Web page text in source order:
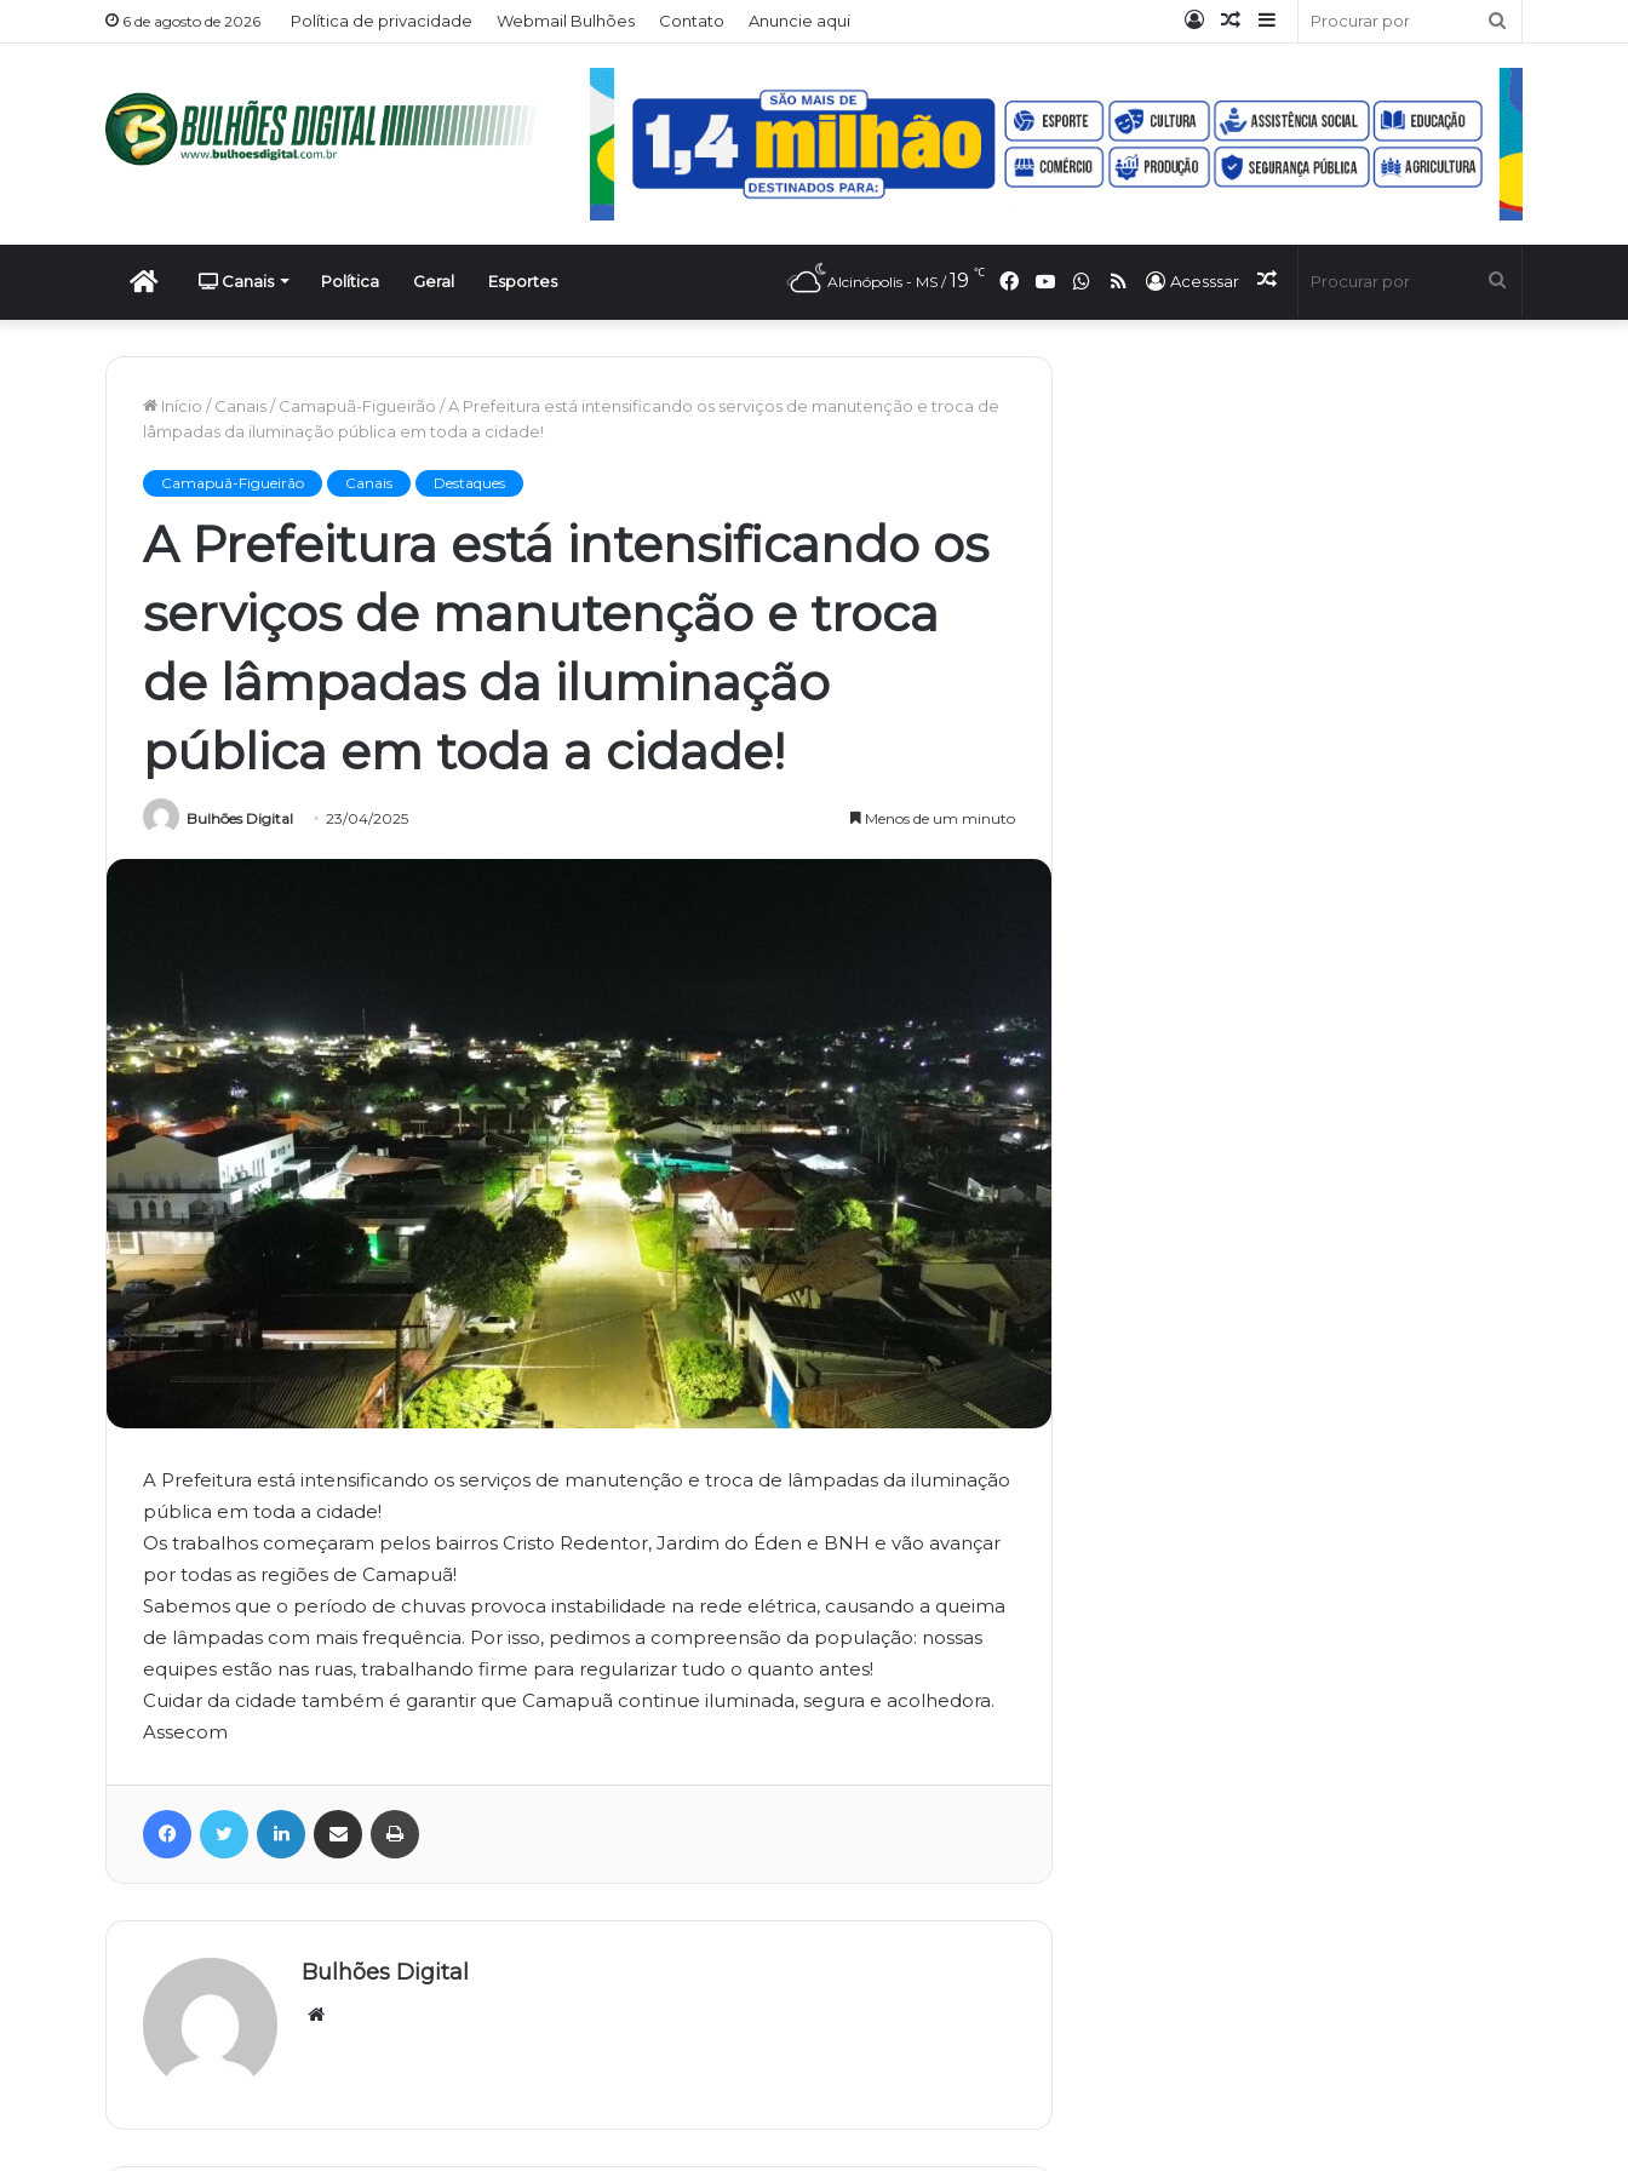
6 de agosto de 2026 Política de privacidade Webmail Bulhões Contato Anuncie aqui
por
Barra
Artigo
Entrar
Início Canais Política Geral Esportes Artigo
Acesssar
RSS
WhatsApp
YouTube
Facebook
Alcinópolis - MS / 19 ℃
Início / Canais/ Camapuã-Figueirão /A Prefeitura está intensificando os serviços de manutenção e troca de
lâmpadas da iluminação pública em toda a cidade!
Camapuã-Figueirão Canais Destaques
A Prefeitura está intensificando os
serviços de manutenção e troca
de lâmpadas da iluminação
pública em toda a cidade!
Bulhões Digital 23/04/2025 Menos de um minuto
A Prefeitura está intensificando os serviços de manutenção e troca de lâmpadas da iluminação
pública em toda a cidade!
Os trabalhos começaram pelos bairros Cristo Redentor, Jardim do Éden e BNH e vão avançar
por todas as regiões de Camapuã!
Sabemos que o período de chuvas provoca instabilidade na rede elétrica, causando a queima
de lâmpadas com mais frequência. Por isso, pedimos a compreensão da população: nossas
equipes estão nas ruas, trabalhando firme para regularizar tudo o quanto antes!
Cuidar da cidade também é garantir que Camapuã continue iluminada, segura e acolhedora.
Assecom
FacebookTwitter Linkedin Compartilhar via e-mail
Bulhões Digital
Website